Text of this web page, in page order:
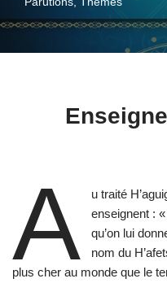
A
u traité
enseignent :
qu’on lui
nom du
plus cher au monde que le